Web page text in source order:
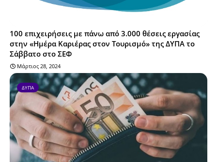
100 επιχειρήσεις με πάνω από 3.000 θέσεις εργασίας
στην «Ημέρα Καριέρας στον Τουρισμό» της ΔΥΠΑ το
Σάββατο στο ΣΕΦ
Μάρτιος 28, 2024
ΔΥΠΑ